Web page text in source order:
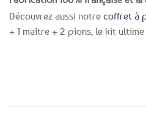
Découvrez aussi notre coffret à
+ 1 maître + 2 pions, le kit